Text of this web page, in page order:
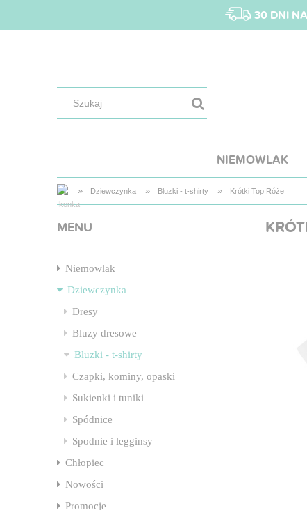
30 DNI
NIEMOWLAK
» Dziewczynka » Bluzki - t-shirty » Krótki Top Róże
MENU
Niemowlak
Dziewczynka
Dresy
Bluzy dresowe
Bluzki - t-shirty
Czapki, kominy, opaski
Sukienki i tuniki
Spódnice
Spodnie i legginsy
Chłopiec
Nowości
Promocje